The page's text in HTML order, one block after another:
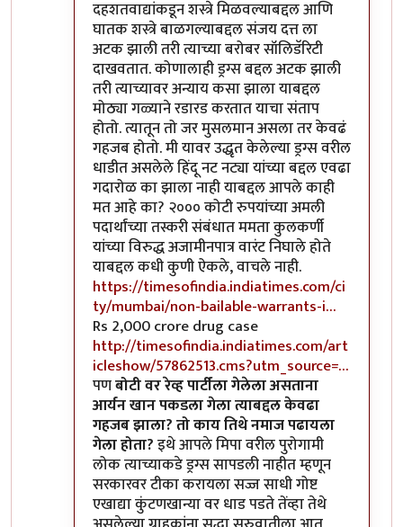
दहशतवाद्यांकडून शस्त्रे मिळवल्याबद्दल आणि
घातक शस्त्रे बाळगल्याबद्दल संजय दत्त ला
अटक झाली तरी त्याच्या बरोबर सॉलिडॅरिटी
दाखवतात. कोणालाही ड्रग्स बद्दल अटक झाली
तरी त्याच्यावर अन्याय कसा झाला याबद्दल
मोठ्या गळ्याने रडारड करतात याचा संताप
होतो. त्यातून तो जर मुसलमान असला तर केवढं
गहजब होतो. मी यावर उद्धृत केलेल्या ड्रग्स वरील
धाडीत असलेले हिंदू नट नट्या यांच्या बद्दल एवढा
गदारोळ का झाला नाही याबद्दल आपले काही
मत आहे का? २००० कोटी रुपयांच्या अमली
पदार्थांच्या तस्करी संबंधात ममता कुलकर्णी
यांच्या विरुद्ध अजामीनपात्र वारंट निघाले होते
याबद्दल कधी कुणी ऐकले, वाचले नाही.
https://timesofindia.indiatimes.com/ci
ty/mumbai/non-bailable-warrants-i…
Rs 2,000 crore drug case
http://timesofindia.indiatimes.com/art
icleshow/57862513.cms?utm_source=…
पणबोटी वर रेव्ह पार्टीला गेलेला असताना
आर्यन खान पकडला गेला त्याबद्दल केवढा
गहजब झाला? तो काय तिथे नमाज पढायला
गेला होता?इथे आपले मिपा वरील पुरोगामी
लोक त्याच्याकडे ड्रग्स सापडली नाहीत म्हणून
सरकारवर टीका करायला सज्ज साधी गोष्ट
एखाद्या कुंटणखान्या वर धाड पडते तेंव्हा तेथे